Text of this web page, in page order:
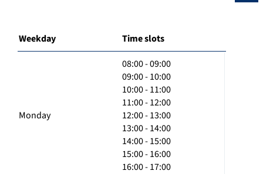
Weekday Time slots
Monday
08:00 - 09:00
09:00 - 10:00
10:00 - 11:00
11:00 - 12:00
12:00 - 13:00
13:00 - 14:00
14:00 - 15:00
15:00 - 16:00
16:00 - 17:00